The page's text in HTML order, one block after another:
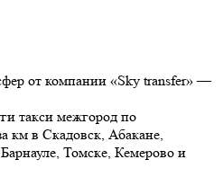
от компании «Sky transfer» —
такси межгород по
км в Скадовск, Абакане,
Томске, Кемерово и